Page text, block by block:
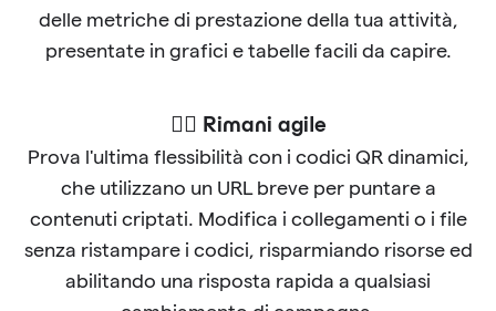
delle metriche di prestazione della tua attività,
presentate in grafici e tabelle facili da capire.
🐱‍🏍 Rimani agile
Prova l'ultima flessibilità con i codici QR dinamici,
che utilizzano un URL breve per puntare a
contenuti criptati. Modifica i collegamenti o i file
senza ristampare i codici, risparmiando risorse ed
abilitando una risposta rapida a qualsiasi